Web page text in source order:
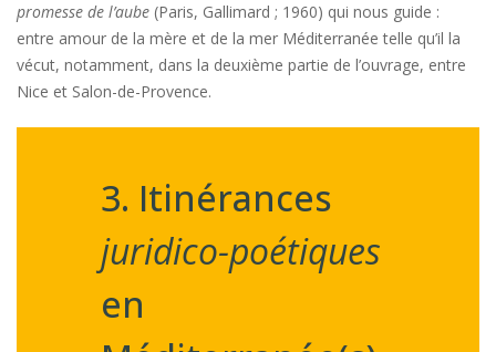
promesse de l’aube (Paris, Gallimard ; 1960) qui nous guide :
entre amour de la mère et de la mer Méditerranée telle qu’il la
vécut, notamment, dans la deuxième partie de l’ouvrage, entre
Nice et Salon-de-Provence.
3. Itinérances
juridico-poétiques
en